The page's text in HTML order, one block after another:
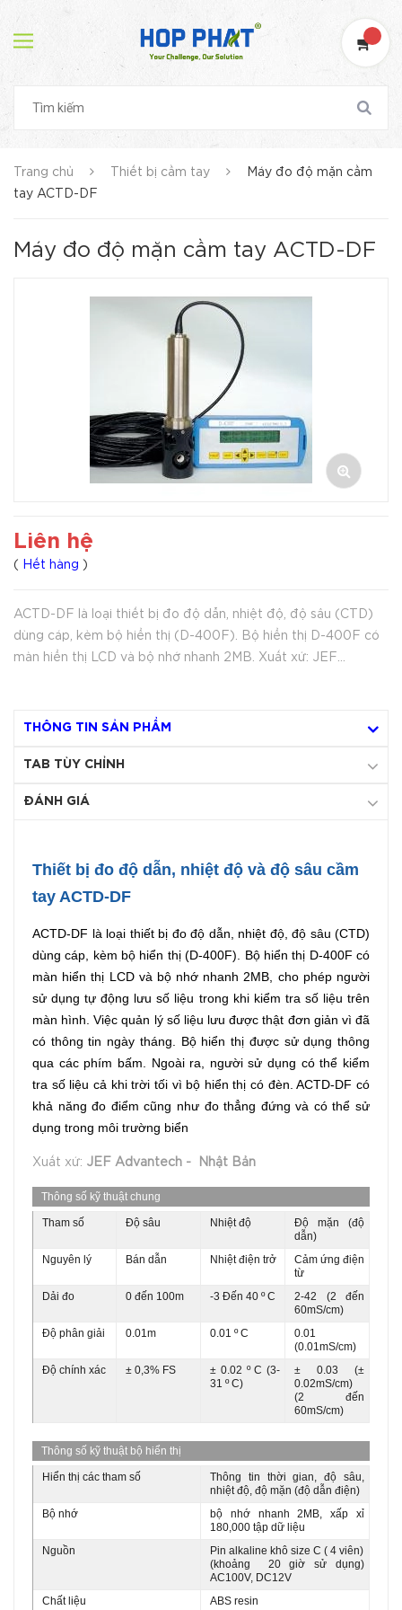
Trang chủ Thiết bị cầm tay
Máy đo độ mặn cầm
tay ACTD-DF
Máy đo độ mặn cầm tay ACTD-DF
Liên hệ
( Hết hàng )
ACTD-DF là loại thiết bị đo độ dẫn, nhiệt độ, độ sâu (CTD)
dùng cáp, kèm bộ hiển thị (D-400F). Bộ hiển thị D-400F có
màn hiển thị LCD và bộ nhớ nhanh 2MB. Xuất xứ: JEF
THÔNG TIN SẢN PHẨM
TAB TÙY CHỈNH
ĐÁNH GIÁ
Thiết bị đo độ dẫn, nhiệt độ và độ sâu cầm
tay ACTD-DF
ACTD-DF là loại thiết bị đo độ dẫn, nhiệt độ, độ sâu (CTD)
dùng cáp, kèm bộ hiển thị (D-400F). Bộ hiển thị D-400F có
màn hiển thị LCD và bộ nhớ nhanh 2MB, cho phép người
sử dụng tự động lưu số liệu trong khi kiểm tra số liệu trên
màn hình. Việc quản lý số liệu lưu được thật đơn giản vì đã
có thông tin ngày tháng. Bộ hiển thị được sử dụng thông
qua các phím bấm. Ngoài ra, người sử dụng có thể kiểm
tra số liệu cả khi trời tối vì bộ hiển thị có đèn. ACTD-DF có
khả năng đo điểm cũng như đo thẳng đứng và có thể sử
dụng trong môi trường biển
Xuất xứ: JEF Advantech - Nhật Bản
Thông số kỹ thuật chung
Tham số Độ sâu Nhiệt độ
Độ mặn (độ
dẫn)
Nguyên lý
Bán dẫn Nhiệt điện trở
Cảm ứng điện
từ
Dải đo
0 đến 100m -3 Đến 40 º C
2-42 (2 đến
60mS/cm)
Độ phân giải
0.01m 0.01 º C
0.01
(0.01mS/cm)
Độ chính xác
± 0,3% FS
± 0.02 º C (3-
31 º C)
± 0.03 (±
0.02mS/cm)
(2 đến
60mS/cm)
Thông số kỹ thuật bộ hiển thị
Hiển thị các tham số
Thông tin thời gian, độ sâu,
nhiệt độ, độ mặn (độ dẫn điện)
Bộ nhớ
bộ nhớ nhanh 2MB, xấp xỉ
180,000 tập dữ liệu
Nguồn
Pin alkaline khô size C ( 4 viên)
(khoảng 20 giờ sử dụng)
AC100V, DC12V
Chất liệu
ABS resin